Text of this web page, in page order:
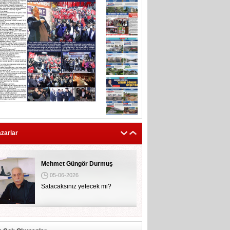
Mehmet Güngör Durmuş
05-06-2026
Satacaksınız yetecek mi?